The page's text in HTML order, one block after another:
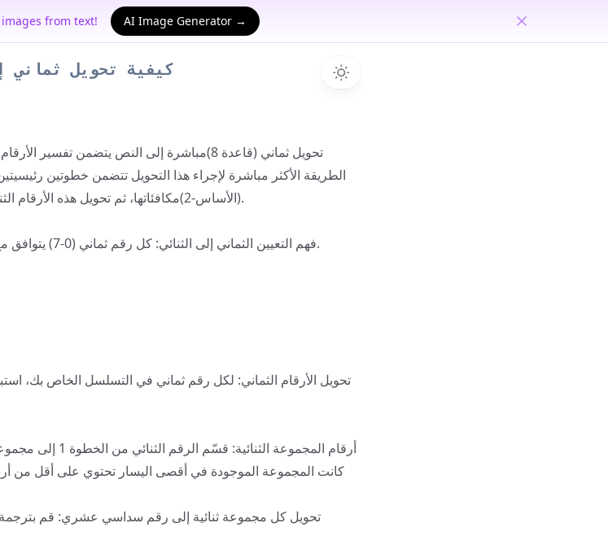
your images! AI Image Generator →
كيفية تحويل ثماني
تحويل ثماني (قاعدة 8)
مباشرة إلى النص يتضمن تفسير
الطريقة الأكثر مباشرة لإجراء هذا التحويل تتضمن خطوتين رئيسيتين:
(الأساس-2)
مكافئاتها، ثم تحويل هذه الأرقام
.
فهم التعيين الثماني إلى الثنائي: كل رقم ثماني (0-7) يتوافق مع تسلسل ثنائي فريد من نوعه مكون من 3 بت.
أرقام المجموعة
كانت المجموعة الموجودة في أقصى اليسار تحتوي على أقل من